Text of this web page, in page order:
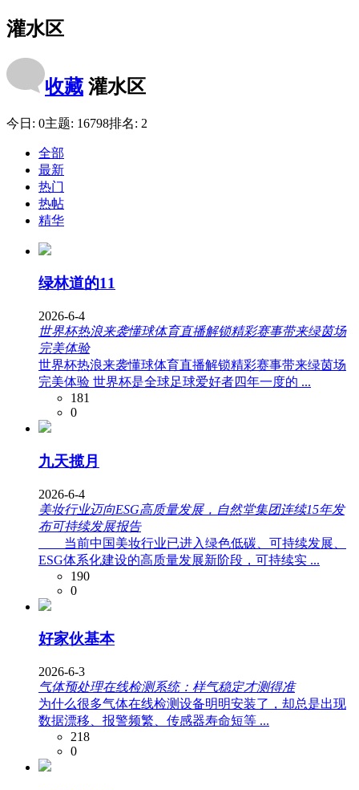
灌水区
收藏 灌水区
今日: 0主题: 16798排名: 2
全部
最新
热门
热帖
精华
绿林道的11
2026-6-4
世界杯热浪来袭懂球体育直播解锁精彩赛事带来绿茵场
完美体验
世界杯热浪来袭懂球体育直播解锁精彩赛事带来绿茵场
完美体验 世界杯是全球足球爱好者四年一度的 ...
181
0
九天揽月
2026-6-4
美妆行业迈向ESG高质量发展，自然堂集团连续15年发
布可持续发展报告
当前中国美妆行业已进入绿色低碳、可持续发展、
ESG体系化建设的高质量发展新阶段，可持续实 ...
190
0
好家伙基本
2026-6-3
气体预处理在线检测系统：样气稳定才测得准
为什么很多气体在线检测设备明明安装了，却总是出现
数据漂移、报警频繁、传感器寿命短等 ...
218
0